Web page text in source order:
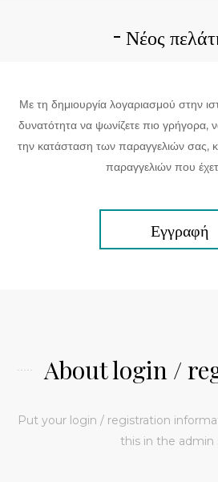
Νέος
Με τη δημιουργία λογαριασμού στην
δυνατότητα να ψωνίζετε πιο γρήγορα,
την κατάσταση των παραγγελιών σας,
παραγγελιών που
Εγγραφή
About login /
Put your login / registration
this in the admin